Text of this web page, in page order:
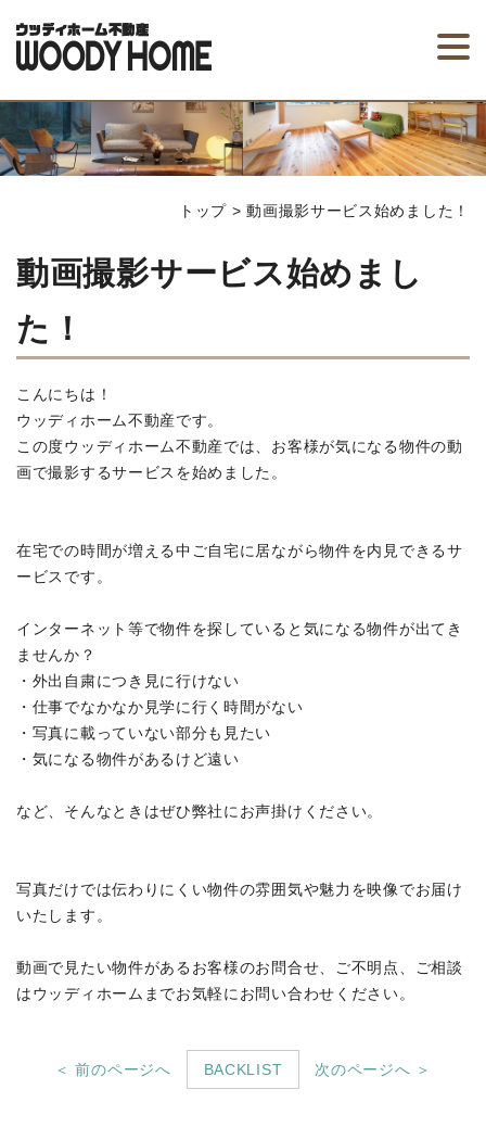
トップ >動画撮影サービス始めました！
動画撮影サービス始めまし
た！
こんにちは！
ウッディホーム不動産です。
この度ウッディホーム不動産では、お客様が気になる物件の動
画で撮影するサービスを始めました。
在宅での時間が増える中ご自宅に居ながら物件を内見できるサ
ービスです。
インターネット等で物件を探していると気になる物件が出てき
ませんか？
・外出自粛につき見に行けない
・仕事でなかなか見学に行く時間がない
・写真に載っていない部分も見たい
・気になる物件があるけど遠い
など、そんなときはぜひ弊社にお声掛けください。
写真だけでは伝わりにくい物件の雰囲気や魅力を映像でお届け
いたします。
動画で見たい物件があるお客様のお問合せ、ご不明点、ご相談
はウッディホームまでお気軽にお問い合わせください。
＜ 前のページへ BACKLIST 次のページへ ＞